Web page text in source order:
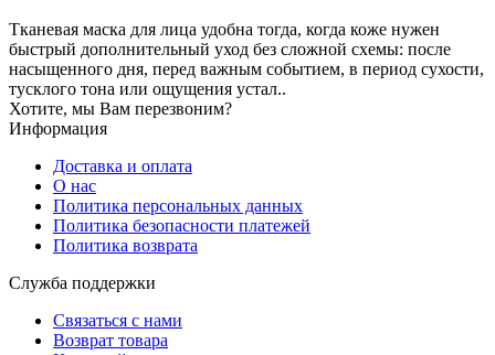
Тканевая маска для лица удобна тогда, когда коже нужен
быстрый дополнительный уход без сложной схемы: после
насыщенного дня, перед важным событием, в период сухости,
тусклого тона или ощущения устал..
Хотите, мы Вам перезвоним?
Информация
Доставка и оплата
О нас
Политика персональных данных
Политика безопасности платежей
Политика возврата
Служба поддержки
Связаться с нами
Возврат товара